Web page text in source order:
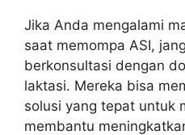
Jika Anda mengalami
saat memompa ASI,
berkonsultasi dengan
laktasi. Mereka bisa
solusi yang tepat untuk
membantu